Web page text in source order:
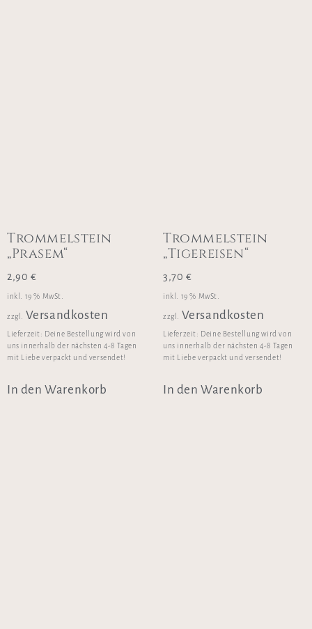
Trommelstein
„Prasem“
2,90 €
inkl. 19 % MwSt.
zzgl. Versandkosten
Lieferzeit: Deine Bestellung wird von
uns innerhalb der nächsten 4-8 Tagen
mit Liebe verpackt und versendet!
In den Warenkorb
Trommelstein
„Tigereisen“
3,70 €
inkl. 19 % MwSt.
zzgl. Versandkosten
Lieferzeit: Deine Bestellung wird von
uns innerhalb der nächsten 4-8 Tagen
mit Liebe verpackt und versendet!
In den Warenkorb